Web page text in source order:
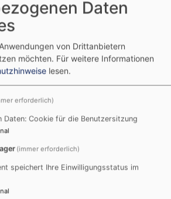
ist ein Angebot des
Dekanatsbezirks der
Kirche in Bayern. Diese ist
öffentlichen Rechts, vertreten
Ott-Frühwald
DDG:
Michelau
Daten
von Drittanbietern
möchten. Für weitere Informationen
lesen.
erforderlich)
Daten: Cookie für die Benutzersitzung
(immer erforderlich)
speichert Ihre Einwilligungsstatus im